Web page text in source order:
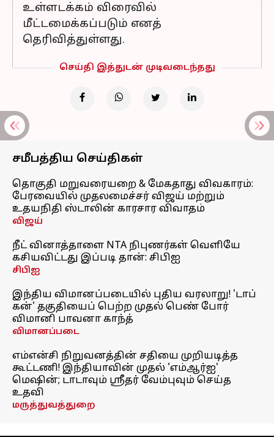
உள்ளடக்கம் விரைவில்
மீட்டமைக்கப்படும் எனத்
தெரிவித்துள்ளது.
செய்தி இத்துடன் முடிவடைந்தது
சமீபத்திய செய்திகள்
தொகுதி மறுவரையறை & மேகதாது விவகாரம்:
பேரவையில் முதலமைச்சர் விஜய் மற்றும்
உதயநிதி ஸ்டாலின் காரசார விவாதம்
விஜய்
நீட் வினாத்தாளை NTA நிபுணர்கள் வெளியே
கசியவிட்டது இப்படி தான்: சிபிஐ
சிபிஐ
இந்திய விமானப்படையில் புதிய வரலாறு! 'டாப்
கன்' தகுதியைப் பெற்ற முதல் பெண் போர்
விமானி பாவனா காந்த்
விமானப்படை
எம்என்சி நிறுவனத்தின் சதியை முறியடித்த
கூட்டணி! இந்தியாவின் முதல் 'எம்ஆர்ஐ'
மெஷின்; டாடாவும் ஸ்ரீதர் வேம்புவும் செய்த
உதவி
மருத்துவத்துறை